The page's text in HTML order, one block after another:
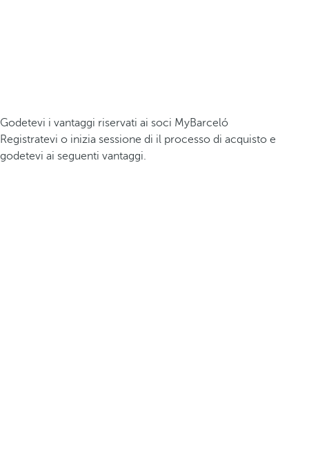
Godetevi i vantaggi riservati ai soci MyBarceló
Registratevi o inizia sessione di il processo di acquisto e
godetevi ai seguenti vantaggi.